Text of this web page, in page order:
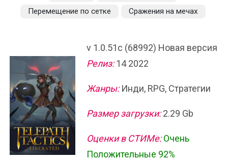
Перемещение по сетке
Сражения на мечах
v 1.0.51c (68992) Новая версия
Релиз:14 2022
Жанры:Инди, RPG, Стратегии
Размер загрузки:2.29 Gb
Оценки в СТИМе: Очень
Положительные 92%